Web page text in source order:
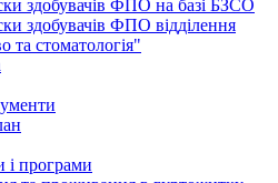
здобувачів ФПО на базі БЗСО
здобувачів ФПО відділення
та стоматологія"
і програми